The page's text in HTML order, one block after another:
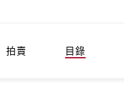
拍賣 目錄